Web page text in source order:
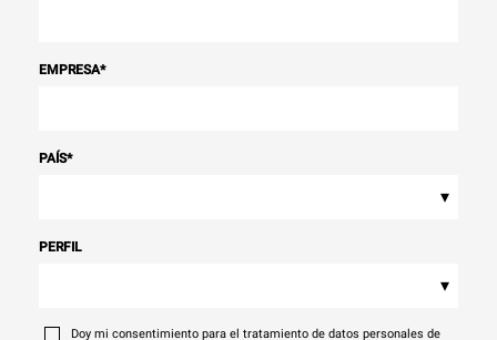
EMPRESA*
PAÍS*
▾
PERFIL
▾
Doy mi consentimiento para el tratamiento de datos personales de